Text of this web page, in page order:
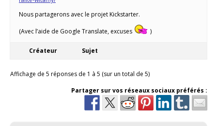
Nous partagerons avec le projet Kickstarter.
(Avec l’aide de Google Translate, excuses )
Créateur Sujet
Affichage de 5 réponses de 1 à 5 (sur un total de 5)
Partager sur vos réseaux sociaux préférés :